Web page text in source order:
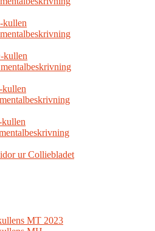
kullen
kullen
kullen
kullen
ur Colliebladet
MT 2023